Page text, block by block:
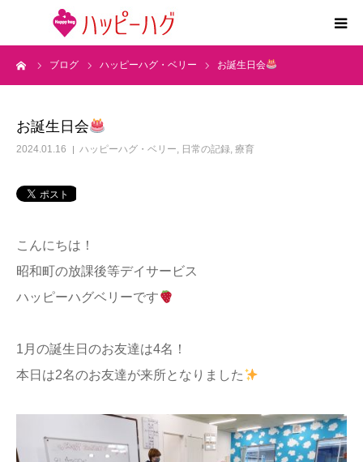
ブログ ハッピーハグ・ベリー お誕生日会
お誕生日会
2024.01.16 ハッピーハグ・ベリー, 日常の記録, 療育
こんにちは！
昭和町の放課後等デイサービス
ハッピーハグベリーです
1月の誕生日のお友達は4名！
本日は2名のお友達が来所となりました
2つの特徴
求人情報
運営会社